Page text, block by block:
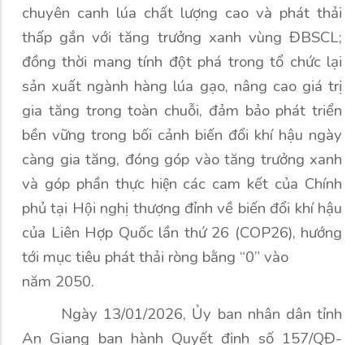
chuyên canh lúa chất lượng cao và phát thải
thấp gắn với tăng trưởng xanh vùng ĐBSCL;
đồng thời mang tính đột phá trong tổ chức lại
sản xuất ngành hàng lúa gạo, nâng cao giá trị
gia tăng trong toàn chuỗi, đảm bảo phát triển
bền vững trong bối cảnh biến đổi khí hậu ngày
càng gia tăng, đóng góp vào tăng trưởng xanh
và góp phần thực hiện các cam kết của Chính
phủ tại Hội nghị thượng đỉnh về biến đổi khí hậu
của Liên Hợp Quốc lần thứ 26 (COP26), hướng
tới mục tiêu phát thải ròng bằng “0” vào
năm 2050.
Ngày 13/01/2026, Ủy ban nhân dân tỉnh
An Giang ban hành Quyết định số 157/QĐ-